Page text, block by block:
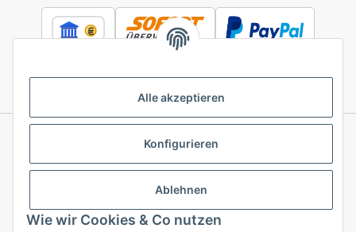
Alle akzeptieren
Konfigurieren
Ablehnen
Wie wir Cookies & Co nutzen
Informationen
Gesetzliche Informationen